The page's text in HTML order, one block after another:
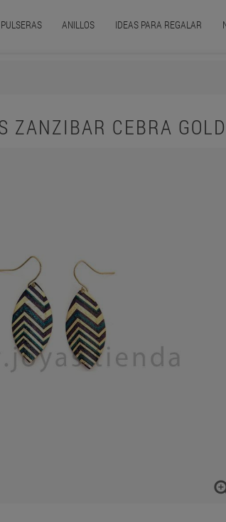
PULSERAS ANILLOS IDEAS PARA REGALAR
ZANZIBAR CEBRA GOLD